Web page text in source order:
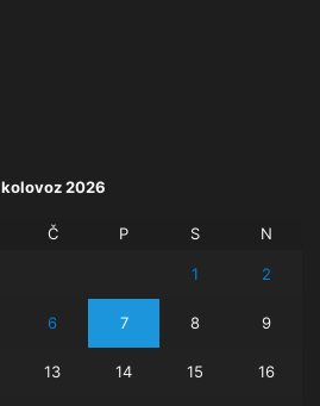
kolovoz 2026
Č P S N
1 2
6 7 8 9
13 14 15 16